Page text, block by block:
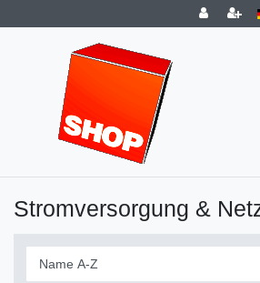
Stromversorgung &